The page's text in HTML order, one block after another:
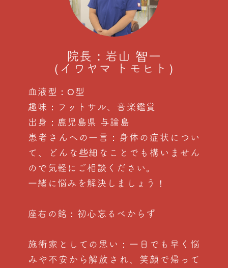
院長：岩山 智一
（イワヤマ トモヒト）
血液型：O型
趣味：フットサル、音楽鑑賞
出身：鹿児島県 与論島
患者さんへの一言：身体の症状につい
て、どんな些細なことでも構いません
ので気軽にご相談ください。
一緒に悩みを解決しましょう！
座右の銘：初心忘るべからず
施術家としての思い：一日でも早く悩
みや不安から解放され、笑顔で帰って